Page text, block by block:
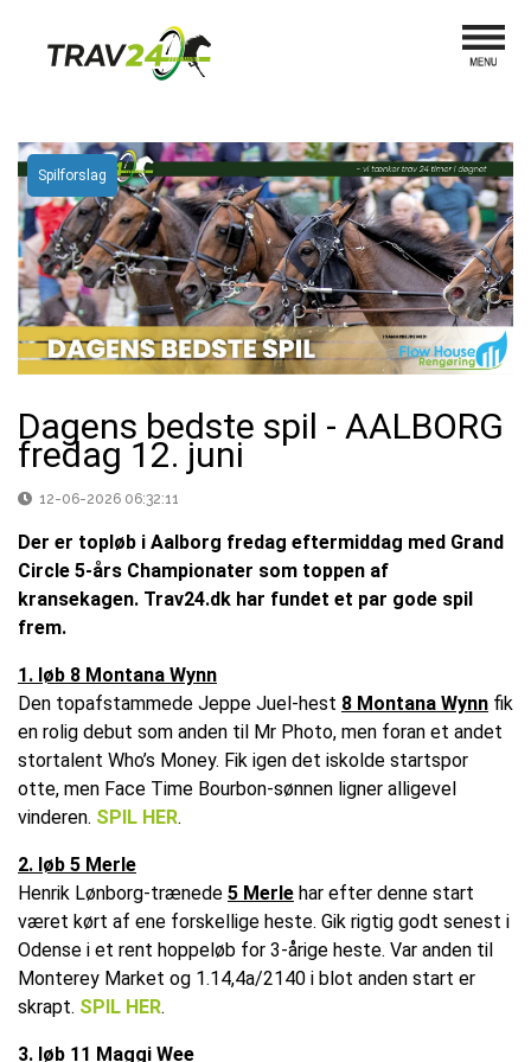
Spilforslag
Dagens bedste spil - AALBORG
fredag 12. juni
12-06-2026 06:32:11
Der er topløb i Aalborg fredag eftermiddag med Grand
Circle 5-års Championater som toppen af
kransekagen. Trav24.dk har fundet et par gode spil
frem.
1. løb 8 Montana Wynn
Den topafstammede Jeppe Juel-hest 8 Montana Wynn fik
en rolig debut som anden til Mr Photo, men foran et andet
stortalent Who’s Money. Fik igen det iskolde startspor
otte, men Face Time Bourbon-sønnen ligner alligevel
vinderen. SPIL HER.
2. løb 5 Merle
Henrik Lønborg-trænede 5 Merle har efter denne start
været kørt af ene forskellige heste. Gik rigtig godt senest i
Odense i et rent hoppeløb for 3-årige heste. Var anden til
Monterey Market og 1.14,4a/2140 i blot anden start er
skrapt. SPIL HER.
3. løb 11 Maggi Wee